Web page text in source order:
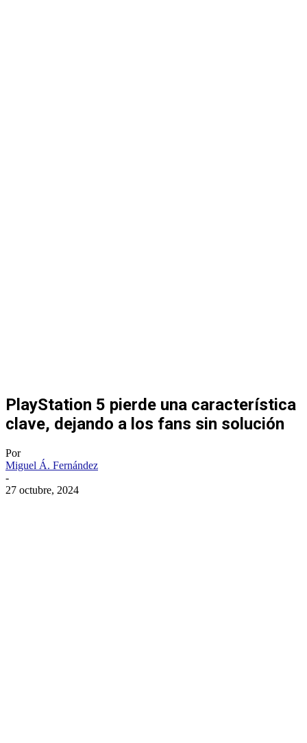
PlayStation 5 pierde una característica
clave, dejando a los fans sin solución
Por
Miguel Á. Fernández
-
27 octubre, 2024